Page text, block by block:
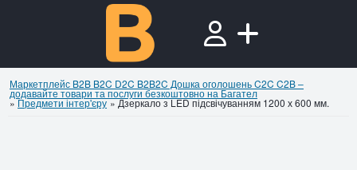
Маркетплейс B2B B2C D2C B2B2C Дошка оголошень C2C C2B –
додавайте товари та послуги безкоштовно на Багател
»Предмети інтер'єру »Дзеркало з LED підсвічуванням 1200 х 600 мм.